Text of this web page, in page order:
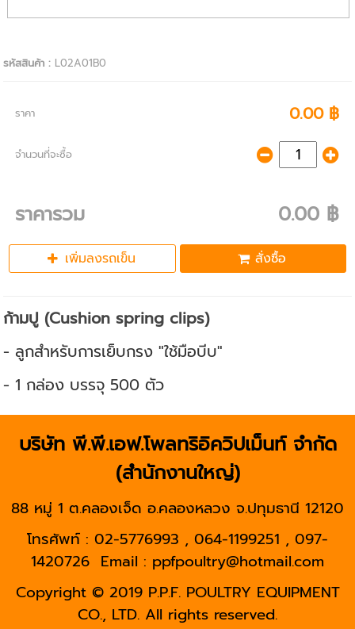
รหัสสินค้า : L02A01B0
ราคา 0.00 ฿
จำนวนที่จะซื้อ
ราคารวม 0.00 ฿
เพิ่มลงรถเข็น สั่งซื้อ
ก้ามปู (Cushion spring clips)
- ลูกสำหรับการเย็บกรง "ใช้มือบีบ"
- 1 กล่อง บรรจุ 500 ตัว
บริษัท พี.พี.เอฟ.โพลทริอิควิปเม็นท์ จำกัด
(สำนักงานใหญ่)
88 หมู่ 1 ต.คลองเจ็ด อ.คลองหลวง จ.ปทุมธานี 12120
โทรศัพท์ : 02-5776993 , 064-1199251 , 097-
1420726 Email : ppfpoultry@hotmail.com
Copyright © 2019 P.P.F. POULTRY EQUIPMENT
CO., LTD. All rights reserved.